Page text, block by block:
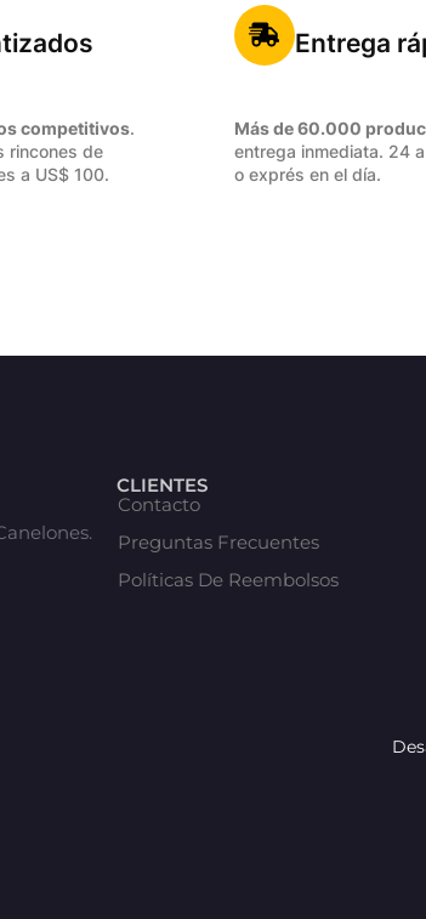
competitivos.
rincones de
a US$ 100.
Entrega
Más de 60.000
entrega inmediata. 24
o exprés en el día.
CLIENTES
Contacto
Preguntas Frecuentes
Políticas De Reembolsos